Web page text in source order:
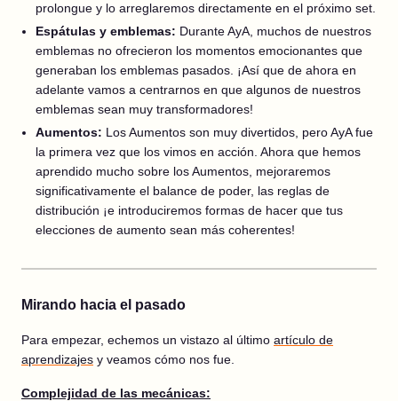
prolongue y lo arreglaremos directamente en el próximo set.
Espátulas y emblemas: Durante AyA, muchos de nuestros
emblemas no ofrecieron los momentos emocionantes que
generaban los emblemas pasados. ¡Así que de ahora en
adelante vamos a centrarnos en que algunos de nuestros
emblemas sean muy transformadores!
Aumentos: Los Aumentos son muy divertidos, pero AyA fue
la primera vez que los vimos en acción. Ahora que hemos
aprendido mucho sobre los Aumentos, mejoraremos
significativamente el balance de poder, las reglas de
distribución ¡e introduciremos formas de hacer que tus
elecciones de aumento sean más coherentes!
Mirando hacia el pasado
Para empezar, echemos un vistazo al último artículo de
aprendizajes y veamos cómo nos fue.
Complejidad de las mecánicas: